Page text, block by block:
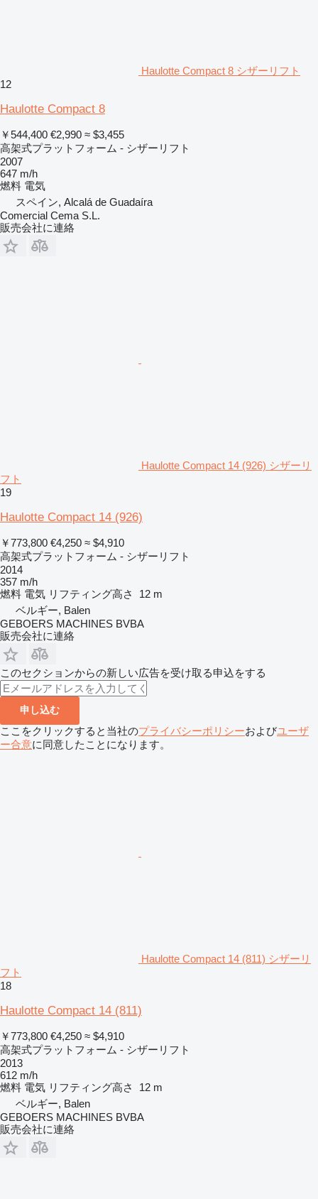
Haulotte Compact 8 シザーリフト
12
Haulotte Compact 8
￥544,400 €2,990 ≈ $3,455
高架式プラットフォーム - シザーリフト
2007
647 m/h
燃料 電気
スペイン, Alcalá de Guadaíra
Comercial Cema S.L.
販売会社に連絡
Haulotte Compact 14 (926) シザーリ
フト
19
Haulotte Compact 14 (926)
￥773,800 €4,250 ≈ $4,910
高架式プラットフォーム - シザーリフト
2014
357 m/h
燃料 電気 リフティング高さ
12 m
ベルギー, Balen
GEBOERS MACHINES BVBA
販売会社に連絡
このセクションからの新しい広告を受け取る申込をする
申し込む
ここをクリックすると当社のプライバシーポリシーおよびユーザ
ー合意に同意したことになります。
Haulotte Compact 14 (811) シザーリ
フト
18
Haulotte Compact 14 (811)
￥773,800 €4,250 ≈ $4,910
高架式プラットフォーム - シザーリフト
2013
612 m/h
燃料 電気 リフティング高さ
12 m
ベルギー, Balen
GEBOERS MACHINES BVBA
販売会社に連絡